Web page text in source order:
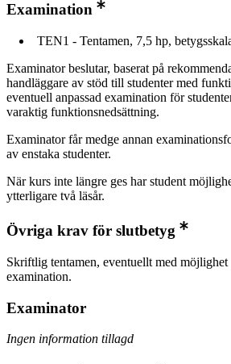
Examination
TEN1 - Tentamen, 7,5 hp,
Examinator beslutar, baserat på
handläggare av stöd till studenter med
eventuell anpassad examination för
varaktig funktionsnedsättning.
Examinator får medge annan
av enstaka studenter.
När kurs inte längre ges har student
ytterligare två läsår.
Övriga krav för slutbetyg
Skriftlig tentamen, eventuellt med
examination.
Examinator
Ingen information tillagd